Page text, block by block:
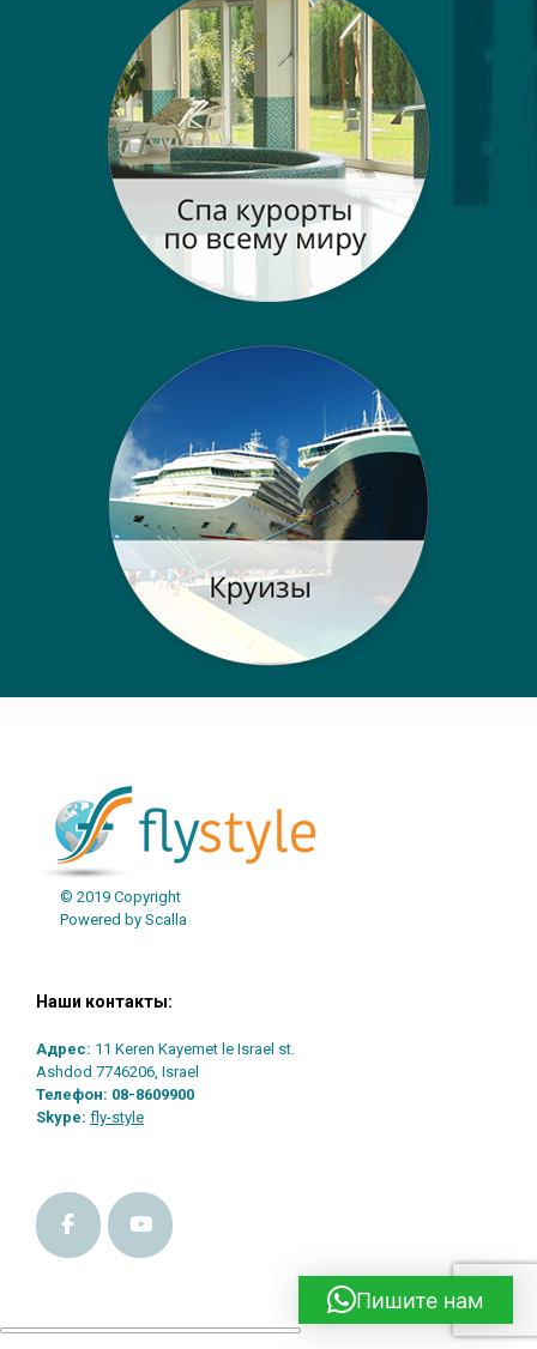
© 2019 Copyright
Powered by Scalla
Наши контакты:
Адрес: 11 Keren Kayemet le Israel st.
Ashdod 7746206, Israel
Телефон: 08-8609900
Skype: fly-style
Пишите нам